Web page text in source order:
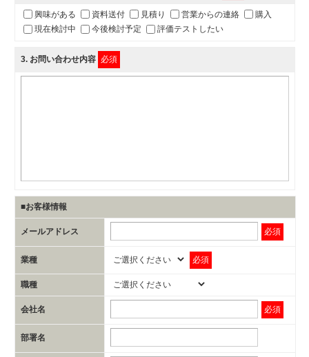
興味がある 資料送付 見積り 営業からの連絡
購入
現在検討中
今後検討予定 評価テストしたい
3. お問い合わせ内容 必須
■お客様情報
メールアドレス 必須
業種 必須
職種
会社名 必須
部署名